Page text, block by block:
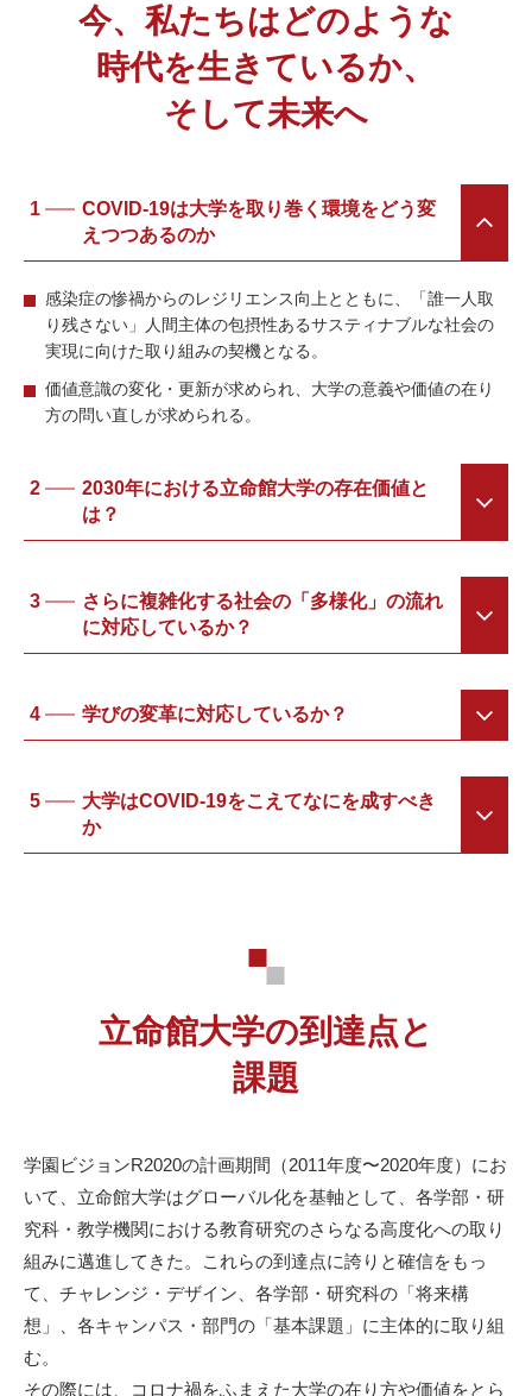
今、私たちはどのような
時代を⽣きているか、
そして未来へ
1
COVID-19は⼤学を取り巻く環境をどう変
えつつあるのか
感染症の惨禍からのレジリエンス向上とともに、「誰⼀⼈取
り残さない」⼈間主体の包摂性あるサスティナブルな社会の
実現に向けた取り組みの契機となる。
価値意識の変化・更新が求められ、⼤学の意義や価値の在り
⽅の問い直しが求められる。
2
2030年における⽴命館⼤学の存在価値と
は？
3
さらに複雑化する社会の「多様化」の流れ
に対応しているか？
4 学びの変⾰に対応しているか？
5
⼤学はCOVID-19をこえてなにを成すべき
か
⽴命館⼤学の到達点と
課題
学園ビジョンR2020の計画期間（2011年度〜2020年度）にお
いて、⽴命館⼤学はグローバル化を基軸として、各学部・研
究科・教学機関における教育研究のさらなる⾼度化への取り
組みに邁進してきた。これらの到達点に誇りと確信をもっ
て、チャレンジ・デザイン、各学部・研究科の「将来構
想」、各キャンパス・部⾨の「基本課題」に主体的に取り組
む。
その際には、コロナ禍をふまえた⼤学の在り⽅や価値をとら